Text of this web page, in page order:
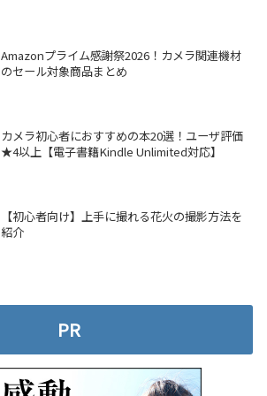
Amazonプライム感謝祭2026！カメラ関連機材
のセール対象商品まとめ
カメラ初心者におすすめの本20選！ユーザ評価
★4以上【電子書籍Kindle Unlimited対応】
【初心者向け】上手に撮れる花火の撮影方法を
紹介
PR